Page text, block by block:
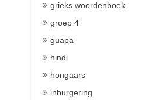
grieks woordenboek
groep 4
guapa
hindi
hongaars
inburgering